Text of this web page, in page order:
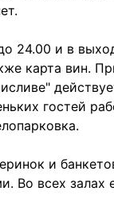
24.00 и в
карта вин.
гостей
и
Во всех залах